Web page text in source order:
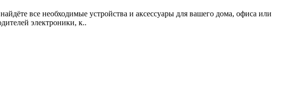
все необходимые устройства и аксессуары для вашего дома, офиса или
электроники, к..